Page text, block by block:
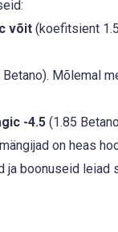
võit (koefitsient
Betano). Mõlemal
-4.5 (1.85
on heas
ja boonuseid leiad